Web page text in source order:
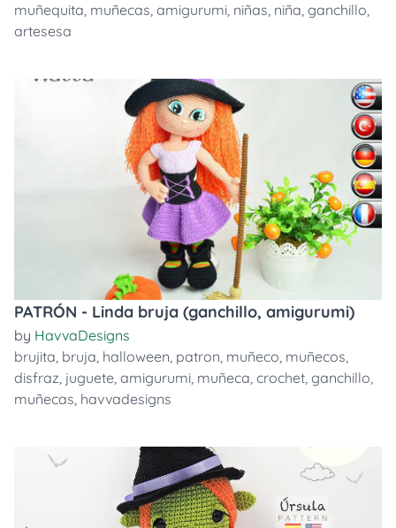
muñequita, muñecas, amigurumi, niñas, niña, ganchillo,
artesesa
PATRÓN - Linda bruja (ganchillo, amigurumi)
by HavvaDesigns
brujita, bruja, halloween, patron, muñeco, muñecos,
disfraz, juguete, amigurumi, muñeca, crochet, ganchillo,
muñecas, havvadesigns